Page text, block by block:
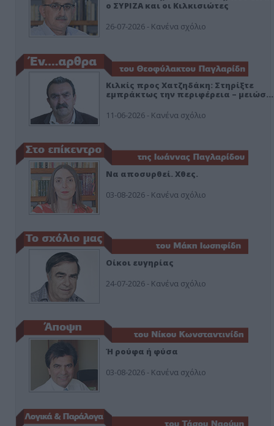
ο ΣΥΡΙΖΑ και οι Κιλκισιώτες
26-07-2026 - Κανένα σχόλιο
Κιλκίς προς Χατζηδάκη: Στηρίξτε
εμπράκτως την περιφέρεια – μειώσ…
11-06-2026 - Κανένα σχόλιο
Να αποσυρθεί. Χθες.
03-08-2026 - Κανένα σχόλιο
Οίκοι ευγηρίας
24-07-2026 - Κανένα σχόλιο
Ή ρούφα ή φύσα
03-08-2026 - Κανένα σχόλιο